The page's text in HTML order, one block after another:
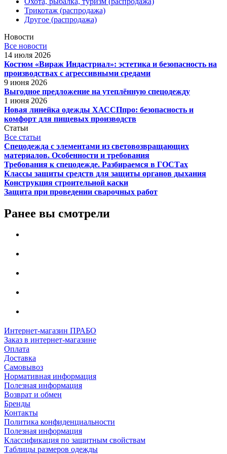
Трикотаж (распродажа)
Другое (распродажа)
Новости
Все новости
14 июля 2026
Костюм «Вираж Индастриал»: эстетика и безопасность на
производствах с агрессивными средами
9 июня 2026
Выгодное предложение на утеплённую спецодежду
1 июня 2026
Новая линейка одежды ХАССПпро: безопасность и
комфорт для пищевых производств
Статьи
Все статьи
Спецодежда с элементами из световозвращающих
материалов. Особенности и требования
Требования к спецодежде. Разбираемся в ГОСТах
Классы защиты средств для защиты органов дыхания
Конструкция строительной каски
Защита при проведении сварочных работ
Ранее вы смотрели
Интернет-магазин ПРАБО
Заказ в интернет-магазине
Оплата
Доставка
Самовывоз
Нормативная информация
Полезная информация
Возврат и обмен
Бренды
Контакты
Политика конфиденциальности
Полезная информация
Классификация по защитным свойствам
Таблицы размеров одежды